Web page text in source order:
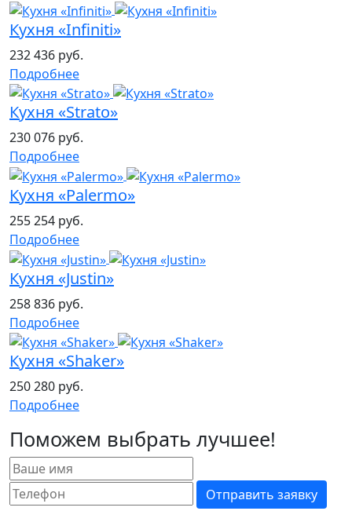
Кухня «Infiniti»
232 436 руб.
Подробнее
Кухня «Strato»
230 076 руб.
Подробнее
Кухня «Palermo»
255 254 руб.
Подробнее
Кухня «Justin»
258 836 руб.
Подробнее
Кухня «Shaker»
250 280 руб.
Подробнее
Поможем выбрать лучшее!
Отправить заявку